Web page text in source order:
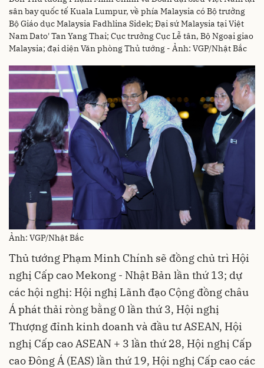
sân bay quốc tế Kuala Lumpur, về phía Malaysia có Bộ trưởng
Bộ Giáo dục Malaysia Fadhlina Sidek; Đại sứ Malaysia tại Việt
Nam Dato' Tan Yang Thai; Cục trưởng Cục Lễ tân, Bộ Ngoại giao
Malaysia; đại diện Văn phòng Thủ tướng - Ảnh: VGP/Nhật Bắc
Ảnh: VGP/Nhật Bắc
Thủ tướng Phạm Minh Chính sẽ đồng chủ trì Hội
nghị Cấp cao Mekong - Nhật Bản lần thứ 13; dự
các hội nghị: Hội nghị Lãnh đạo Cộng đồng châu
Á phát thải ròng bằng 0 lần thứ 3, Hội nghị
Thượng đỉnh kinh doanh và đầu tư ASEAN, Hội
nghị Cấp cao ASEAN + 3 lần thứ 28, Hội nghị Cấp
cao Đông Á (EAS) lần thứ 19, Hội nghị Cấp cao các